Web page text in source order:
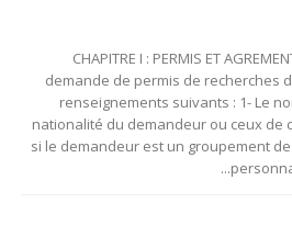
CHAPITRE I : PERMIS ET
demande de permis de recherches
renseignements suivants : 1- Le
nationalité du demandeur ou ceux de
si le demandeur est un groupement